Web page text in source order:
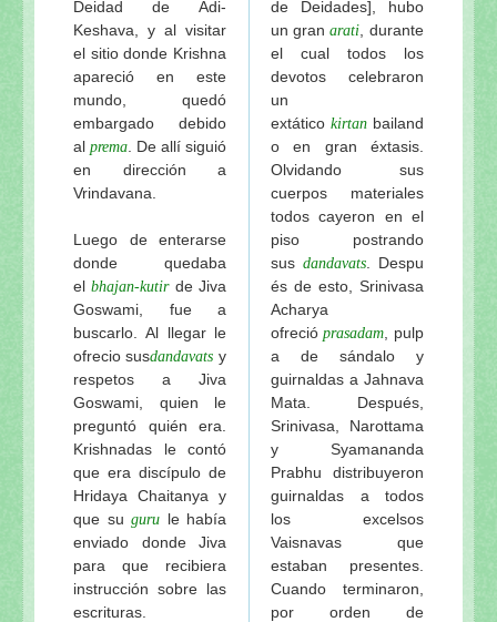
Deidad de Adi-
Keshava, y al visitar
el sitio donde Krishna
apareció en este
mundo, quedó
embargado debido
al prema . De allí siguió
en dirección a
Vrindavana.
Luego de enterarse
donde quedaba
el bhajan-kutirde Jiva
Goswami, fue a
buscarlo. Al llegar le
ofrecio susdandavats y
respetos a Jiva
Goswami, quien le
preguntó quién era.
Krishnadas le contó
que era discípulo de
Hridaya Chaitanya y
que su guru le había
enviado donde Jiva
para que recibiera
instrucción sobre las
escrituras.
de Deidades], hubo
un gran arati , durante
el cual todos los
devotos celebraron
un
extático kirtan bailand
o en gran éxtasis.
Olvidando sus
cuerpos materiales
todos cayeron en el
piso postrando
sus dandavats . Despu
és de esto, Srinivasa
Acharya
ofreció prasadam , pulp
a de sándalo y
guirnaldas a Jahnava
Mata. Después,
Srinivasa, Narottama
y Syamananda
Prabhu distribuyeron
guirnaldas a todos
los excelsos
Vaisnavas que
estaban presentes.
Cuando terminaron,
por orden de